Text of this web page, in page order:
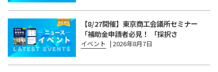
【8/27開催】東京商工会議所セミナー
「補助金申請者必見！ 「採択さ
イベント | 2026年8月7日